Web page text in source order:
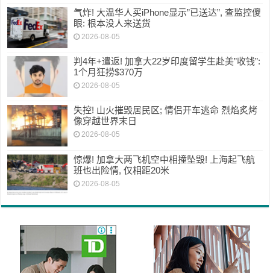
气炸! 大温华人买iPhone显示”已送达”, 查监控傻
眼: 根本没人来送货
2026-08-05
判4年+遣返! 加拿大22岁印度留学生赴美”收钱”:
1个月狂捞$370万
2026-08-05
失控! 山火摧毁居民区; 情侣开车逃命 烈焰炙烤
像穿越世界末日
2026-08-05
惊爆! 加拿大两飞机空中相撞坠毁! 上海起飞航
班也出险情, 仅相距20米
2026-08-05